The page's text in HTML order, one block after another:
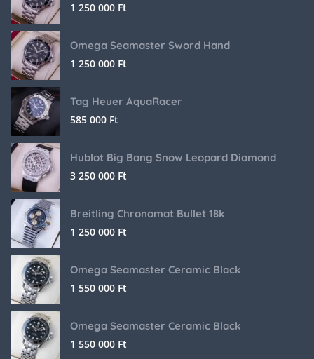
1 250 000 Ft
Omega Seamaster Sword Hand
1 250 000 Ft
Tag Heuer AquaRacer
585 000 Ft
Hublot Big Bang Snow Leopard Diamond
3 250 000 Ft
Breitling Chronomat Bullet 18k
1 250 000 Ft
Omega Seamaster Ceramic Black
1 550 000 Ft
Omega Seamaster Ceramic Black
1 550 000 Ft